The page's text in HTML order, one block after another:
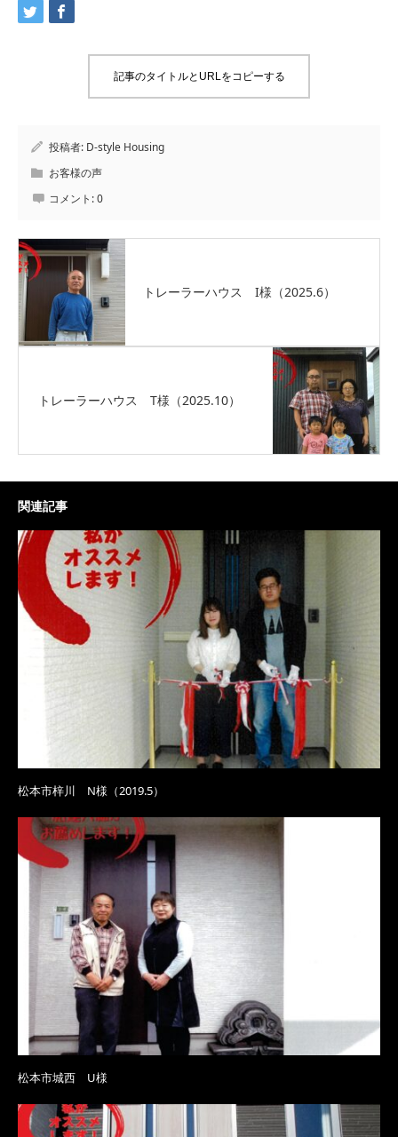
記事のタイトルとURLをコピーする
投稿者: D-style Housing
お客様の声
コメント:0
トレーラーハウス I様（2025.6）
トレーラーハウス T様（2025.10）
関連記事
松本市梓川 N様（2019.5）
松本市城西 U様